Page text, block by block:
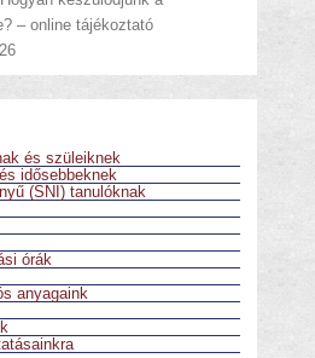
– online tájékoztató
és szüleiknek
idősebbeknek
(SNI) tanulóknak
órák
anyagaink